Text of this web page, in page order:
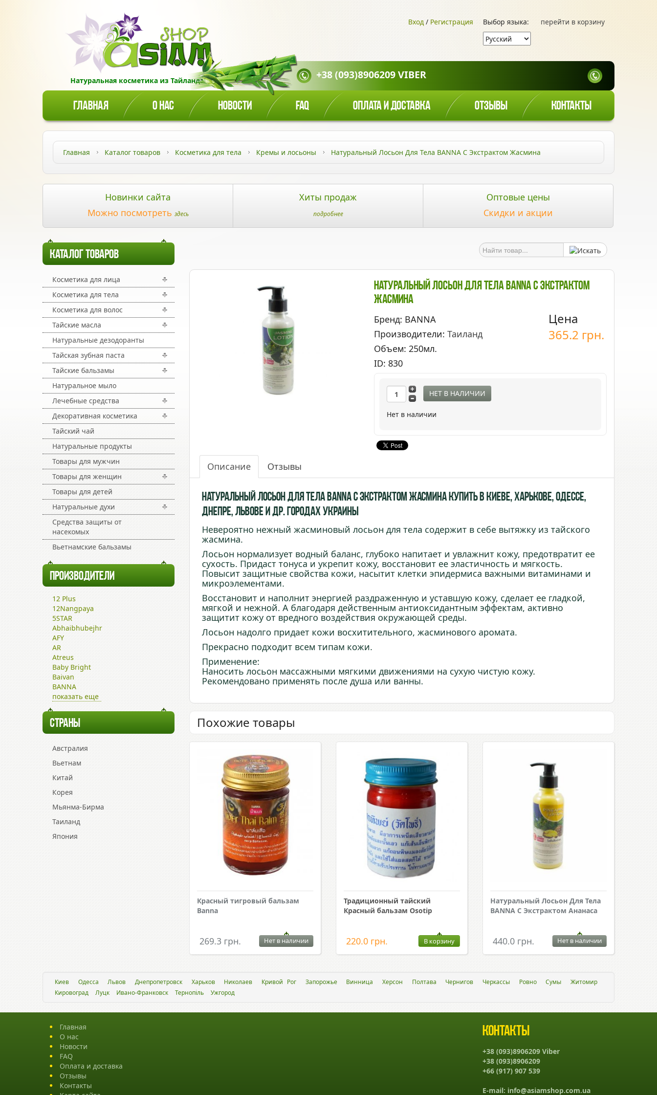
Натуральная косметика из Тайланда!
перейти в корзину
Выбор языка:
Вход / Регистрация
+38 (093)8906209 VIBER
ГЛАВНАЯ О НАС НОВОСТИ FAQ ОПЛАТА И ДОСТАВКА ОТЗЫВЫ КОНТАКТЫ
Главная Каталог товаров Косметика для тела Кремы и лосьоны Натуральный Лосьон Для Тела BANNA С Экстрактом Жасмина
Новинки сайта
Можно посмотреть здесь
Хиты продаж
подробнее
Оптовые цены
Скидки и акции
КАТАЛОГ ТОВАРОВ
Косметика для лица
Косметика для тела
Косметика для волос
Тайские масла
Натуральные дезодоранты
Тайская зубная паста
Тайские бальзамы
Натуральное мыло
Лечебные средства
Декоративная косметика
Тайский чай
Натуральные продукты
Товары для мужчин
Товары для женщин
Товары для детей
Натуральные духи
Средства защиты от
насекомых
Вьетнамские бальзамы
ПРОИЗВОДИТЕЛИ
12 Plus
12Nangpaya
5STAR
Abhaibhubejhr
AFY
AR
Atreus
Baby Bright
Baivan
BANNA
показать еще
СТРАНЫ
Австралия
Вьетнам
Китай
Корея
Мьянма-Бирма
Таиланд
Япония
Натуральный Лосьон Для Тела BANNA С Экстрактом
Жасмина
Бренд: BANNA
Производители: Таиланд
Объем: 250мл.
ID: 830
Цена
365.2 грн.
НЕТ В НАЛИЧИИ
Нет в наличии
Описание Отзывы
Натуральный Лосьон Для Тела BANNA С Экстрактом Жасмина купить в Киеве, Харькове, Одессе,
Днепре, Львове и др. городах Украины
Невероятно нежный жасминовый лосьон для тела содержит в себе вытяжку из тайского
жасмина.
Лосьон нормализует водный баланс, глубоко напитает и увлажнит кожу, предотвратит ее
сухость. Придаст тонуса и укрепит кожу, восстановит ее эластичность и мягкость.
Повысит защитные свойства кожи, насытит клетки эпидермиса важными витаминами и
микроэлементами.
Восстановит и наполнит энергией раздраженную и уставшую кожу, сделает ее гладкой,
мягкой и нежной. А благодаря действенным антиоксидантным эффектам, активно
защитит кожу от вредного воздействия окружающей среды.
Лосьон надолго придает кожи восхитительного, жасминового аромата.
Прекрасно подходит всем типам кожи.
Применение:
Наносить лосьон массажными мягкими движениями на сухую чистую кожу.
Рекомендовано применять после душа или ванны.
Похожие товары
Красный тигровый бальзам
Banna
269.3 грн. Нет в наличии
Традиционный тайский
Красный бальзам Osotip
220.0 грн. В корзину
Натуральный Лосьон Для Тела
BANNA С Экстрактом Ананаса
440.0 грн. Нет в наличии
Киев Одесса Львов Днепропетровск Харьков Николаев Кривой Рог Запорожье Винница Херсон Полтава Чернигов Черкассы Ровно Сумы
Житомир
Кировоград
Луцк Ивано-Франковск Тернопіль Ужгород
Главная
О нас
Новости
FAQ
Оплата и доставка
Отзывы
Контакты
Контакты
+38 (093)8906209 Viber
+38 (093)8906209
+66 (917) 907 539
E-mail: info@asiamshop.com.ua